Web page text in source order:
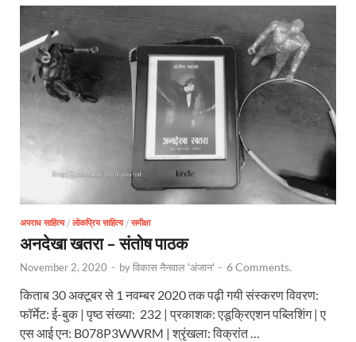
अपराध साहित्य/ लोकप्रिय साहित्य/ समीक्षा
अनदेखा खतरा – संतोष पाठक
November 2, 2020 - byविकास नैनवाल 'अंजान' - 6 Comments.
किताब 30 अक्टूबर से 1 नवम्बर 2020 तक पढ़ी गयी संस्करण विवरण:
फॉर्मेट: ई-बुक | पृष्ठ संख्या: 232 | प्रकाशक: एडूक्रिएशन पब्लिशिंग | ए
एस आई एन: B078P3WWRM | श्रृंखला: विक्रांत …